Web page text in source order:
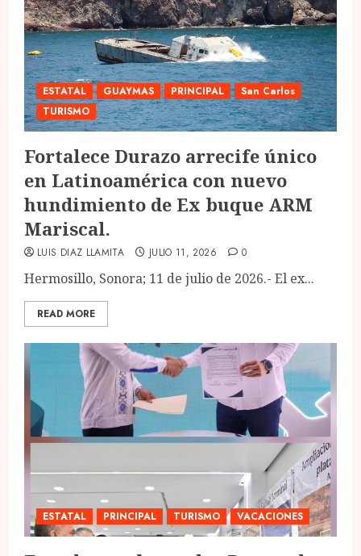
ESTATAL GUAYMAS PRINCIPAL
San Carlos
TURISMO
Fortalece Durazo arrecife único
en Latinoamérica con nuevo
hundimiento de Ex buque ARM
Mariscal.
LUIS DIAZ LLAMITA JULIO 11, 2026 0
Hermosillo, Sonora; 11 de julio de 2026.- El ex...
READ MORE
ESTATAL PRINCIPAL TURISMO VACACIONES